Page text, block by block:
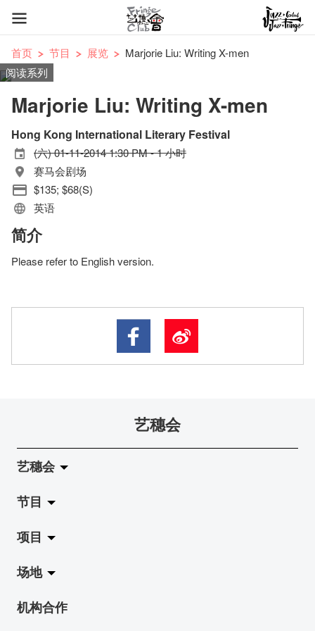
首页 节目 展览
Marjorie Liu: Writing X-men
阅读系列
Marjorie Liu: Writing X-men
Hong Kong International Literary Festival
(六) 01-11-2014 1:30 PM - 1 小时
赛马会剧场
$135; $68(S)
英语
简介
Please refer to English version.
艺穗会
艺穗会
关于艺穗会
艺穗会的演化
使命与宗旨
艺穗会架构
节目
拉阔
展览
演出
项目
Jazz-Go-Central, Jazz-Go-Fringe
LPL
场地
陈丽玲划廊
机构合作